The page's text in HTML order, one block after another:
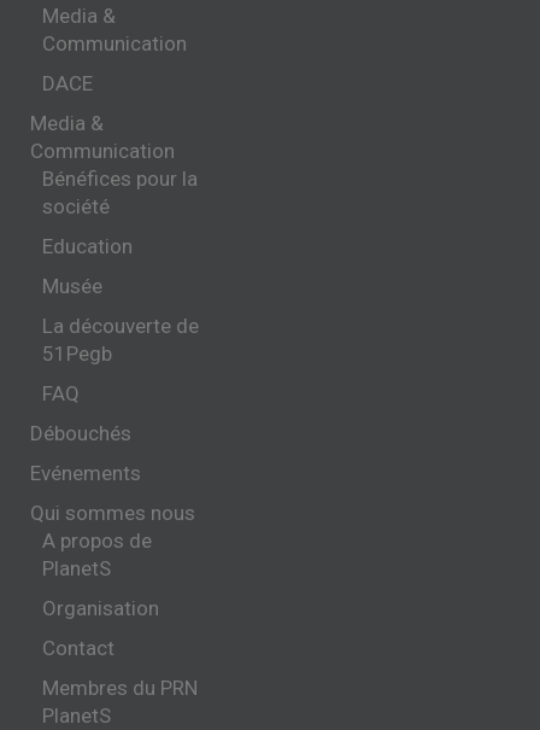
Media &
Communication
DACE
Media &
Communication
Bénéfices pour la
société
Education
Musée
La découverte de
51Pegb
FAQ
Débouchés
Evénements
Qui sommes nous
A propos de
PlanetS
Organisation
Contact
Membres du PRN
PlanetS